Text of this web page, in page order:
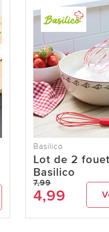
Basilico
Lot de 2
Basilico
7,99
4,99